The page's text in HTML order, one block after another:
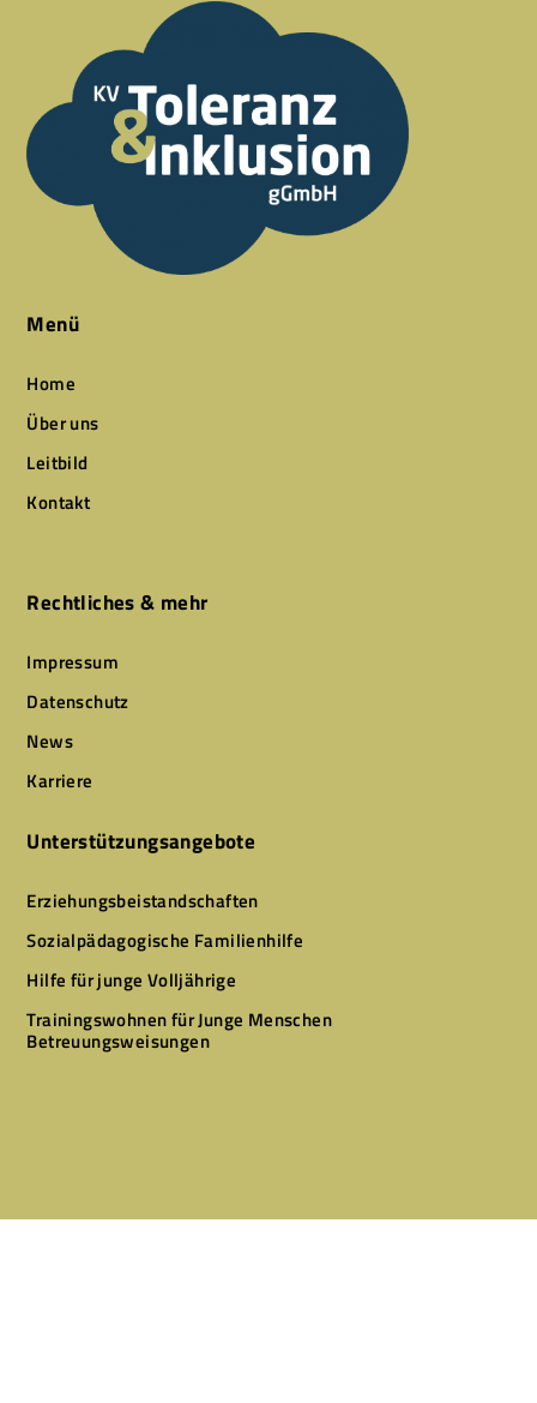
Menü
Home
Über uns
Leitbild
Kontakt
Rechtliches & mehr
Impressum
Datenschutz
News
Karriere
Unterstützungsangebote
Erziehungsbeistandschaften
Sozialpädagogische Familienhilfe
Hilfe für junge Volljährige
Trainingswohnen für Junge Menschen
Betreuungsweisungen